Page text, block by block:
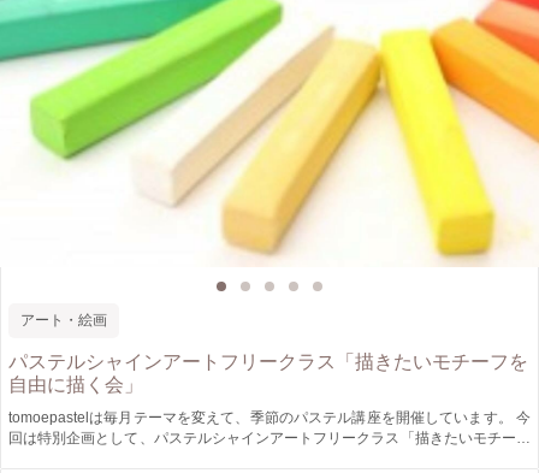
アート・絵画
パステルシャインアートフリークラス「描きたいモチーフを
自由に描く会」
tomoepastelは毎月テーマを変えて、季節のパステル講座を開催しています。 今
回は特別企画として、パステルシャインアートフリークラス「描きたいモチーフ